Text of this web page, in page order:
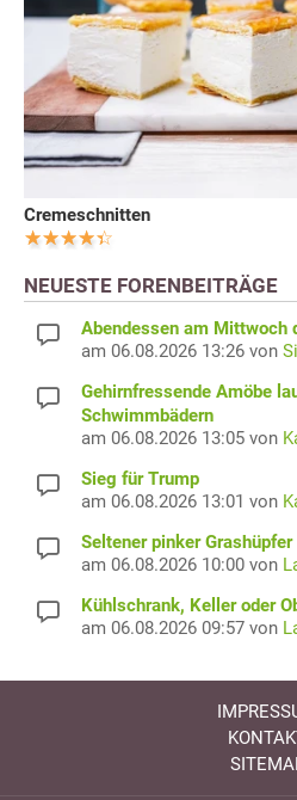
Cremeschnitten
NEUESTE FORENBEITRÄGE
Abendessen am Mittwoch
am 06.08.2026 13:26 von
Gehirnfressende Amöbe
Schwimmbädern
am 06.08.2026 13:05 von
Sieg für Trump
am 06.08.2026 13:01 von
Seltener pinker
am 06.08.2026 10:00 von
Kühlschrank, Keller oder
am 06.08.2026 09:57 von